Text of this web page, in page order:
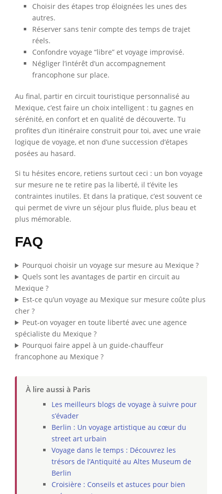
Choisir des étapes trop éloignées les unes des
autres.
Réserver sans tenir compte des temps de trajet
réels.
Confondre voyage “libre” et voyage improvisé.
Négliger l’intérêt d’un accompagnement
francophone sur place.
Au final, partir en circuit touristique personnalisé au
Mexique, c’est faire un choix intelligent : tu gagnes en
sérénité, en confort et en qualité de découverte. Tu
profites d’un itinéraire construit pour toi, avec une vraie
logique de voyage, et non d’une succession d’étapes
posées au hasard.
Si tu hésites encore, retiens surtout ceci : un bon voyage
sur mesure ne te retire pas la liberté, il t’évite les
contraintes inutiles. Et dans la pratique, c’est souvent ce
qui permet de vivre un séjour plus fluide, plus beau et
plus mémorable.
FAQ
Pourquoi choisir un voyage sur mesure au Mexique ?
Quels sont les avantages de partir en circuit au
Mexique ?
Est-ce qu’un voyage au Mexique sur mesure coûte plus
cher ?
Peut-on voyager en toute liberté avec une agence
spécialiste du Mexique ?
Pourquoi faire appel à un guide-chauffeur
francophone au Mexique ?
À lire aussi à Paris
Les meilleurs blogs de voyage à suivre pour
s’évader
Berlin : Un voyage artistique au cœur du
street art urbain
Voyage dans le temps : Découvrez les
trésors de l’Antiquité au Altes Museum de
Berlin
Croisière : Conseils et astuces pour bien